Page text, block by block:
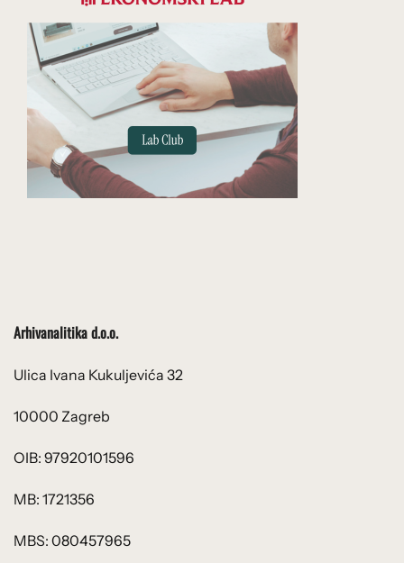
Arhivanalitika d.o.o.
Ulica Ivana Kukuljevića 32
10000 Zagreb
OIB: 97920101596
MB: 1721356
MBS: 080457965